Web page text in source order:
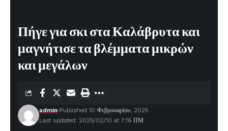
Πήγε για σκι στα Καλάβρυτα και
μαγνήτισε τα βλέμματα μικρών
και μεγάλων
Last updated: 2025/02/10 at 7:16 ΠΜ
admin Published 10 Φεβρουαρίου, 2025